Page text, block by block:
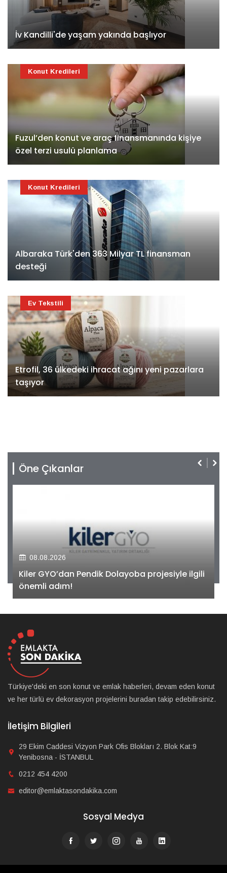
İv Kandilli'de yaşam yakında başlıyor
Fuzul’den konut ve araç finansmanında kişiye
özel terzi usulü planlama
Konut Kredileri
Albaraka Türk'den 363 Milyar TL finansman
desteği
Konut Kredileri
Etrofil, 36 ülkedeki ihracat ağını yeni pazarlara
taşıyor
Ev Tekstili
Öne Çıkanlar
08.08.2026
Kiler GYO’dan Pendik Dolayoba projesiyle ilgili
önemli adım!
Türkiye'deki en son konut ve emlak haberleri, devam eden konut
ve her türlü ev dekorasyon projelerini buradan takip edebilirsiniz.
İletişim Bilgileri
29 Ekim Caddesi Vizyon Park Ofis Blokları 2. Blok Kat:9
Yenibosna - İSTANBUL
0212 454 4200
editor@emlaktasondakika.com
Sosyal Medya